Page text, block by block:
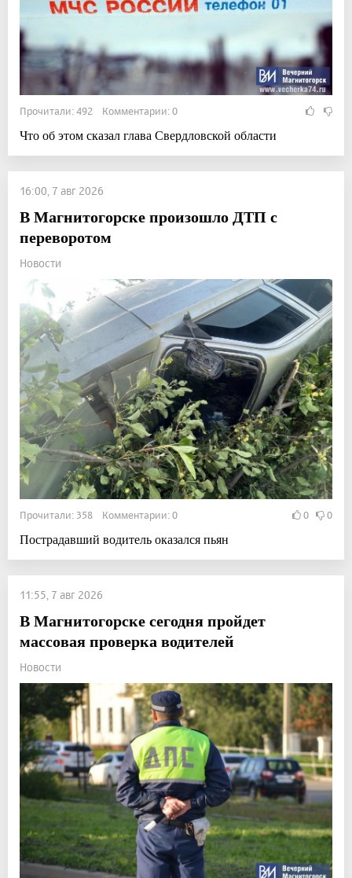
Прочитали: 492 Комментарии: 0
Что об этом сказал глава Свердловской области
16:00, 7 авг 2026
В Магнитогорске произошло ДТП с
переворотом
Новости
Прочитали: 358 Комментарии: 0 0 0
Пострадавший водитель оказался пьян
11:55, 7 авг 2026
В Магнитогорске сегодня пройдет
массовая проверка водителей
Новости